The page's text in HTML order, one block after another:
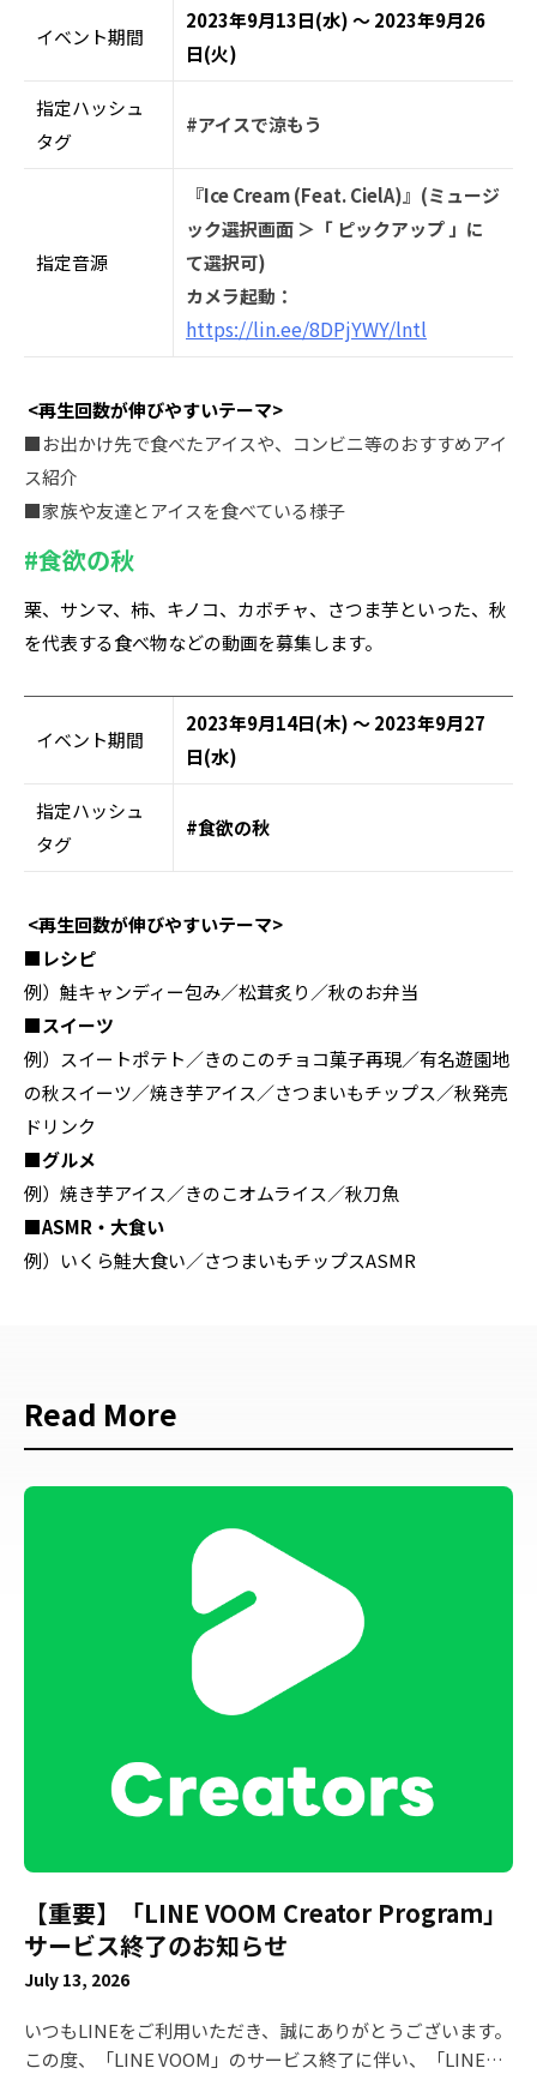
イベント期間
2023年9月13日(水) ～ 2023年9月26
日(火)
指定ハッシュ
タグ
#アイスで涼もう
指定音源
『Ice Cream (Feat. CielA)』(ミュージ
ック選択画⾯ ＞「 ピックアップ 」に
て選択可)
カメラ起動：
https://lin.ee/8DPjYWY/lntl
<再生回数が伸びやすいテーマ>
■お出かけ先で⾷べたアイスや、コンビニ等のおすすめアイ
ス紹介
■家族や友達とアイスを⾷べている様子
#食欲の秋
栗、サンマ、柿、キノコ、カボチャ、さつま芋といった、秋
を代表する食べ物などの動画を募集します。
イベント期間
2023年9月14日(木) ～ 2023年9月27
日(水)
指定ハッシュ
タグ
#食欲の秋
<再生回数が伸びやすいテーマ>
■レシピ
例）鮭キャンディー包み／松茸炙り／秋のお弁当
■スイーツ
例）スイートポテト／きのこのチョコ菓子再現／有名遊園地
の秋スイーツ／焼き芋アイス／さつまいもチップス／秋発売
ドリンク
■グルメ
例）焼き芋アイス／きのこオムライス／秋刀魚
■ASMR・大食い
例）いくら鮭大食い／さつまいもチップスASMR
Read More
【重要】「LINE VOOM Creator Program」
サービス終了のお知らせ
July 13, 2026
いつもLINEをご利用いただき、誠にありがとうございます。
この度、「LINE VOOM」のサービス終了に伴い、「LINE